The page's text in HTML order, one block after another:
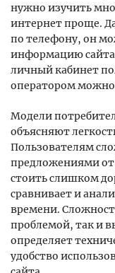
нужно изучить
интернет проще.
по телефону, он
информацию
личный кабинет
оператором можно
Модели
объясняют
Пользователям
предложениями
стоить слишком
сравнивает и
времени.
проблемой, так и
определяет
удобство